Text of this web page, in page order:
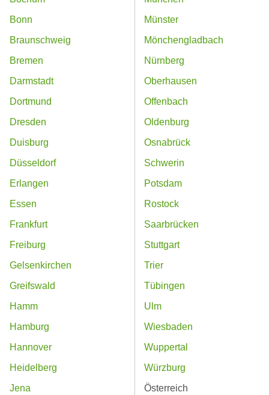
Bonn
Braunschweig
Bremen
Darmstadt
Dortmund
Dresden
Duisburg
Düsseldorf
Erlangen
Essen
Frankfurt
Freiburg
Gelsenkirchen
Greifswald
Hamm
Hamburg
Hannover
Heidelberg
Jena
Münster
Mönchengladbach
Nürnberg
Oberhausen
Offenbach
Oldenburg
Osnabrück
Schwerin
Potsdam
Rostock
Saarbrücken
Stuttgart
Trier
Tübingen
Ulm
Wiesbaden
Wuppertal
Würzburg
Österreich